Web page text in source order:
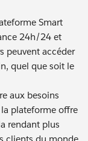
Smart
24h/24 et
peuvent accéder
quel que soit le
aux besoins
plateforme offre
rendant plus